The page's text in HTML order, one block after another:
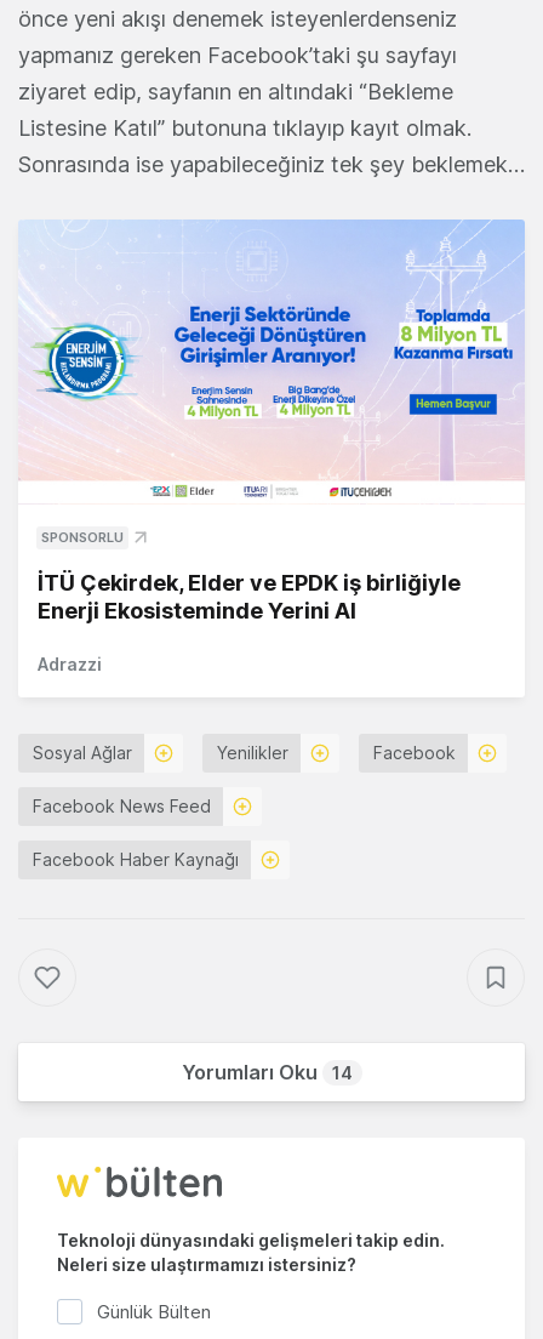
önce yeni akışı denemek isteyenlerdenseniz
yapmanız gereken Facebook’taki şu sayfayı
ziyaret edip, sayfanın en altındaki “Bekleme
Listesine Katıl” butonuna tıklayıp kayıt olmak.
Sonrasında ise yapabileceğiniz tek şey beklemek…
SPONSORLU
İTÜ Çekirdek, Elder ve EPDK iş birliğiyle
Enerji Ekosisteminde Yerini Al
Adrazzi
Sosyal Ağlar Yenilikler Facebook
Facebook News Feed
Facebook Haber Kaynağı
Yorumları Oku 14
Teknoloji dünyasındaki gelişmeleri takip edin.
Neleri size ulaştırmamızı istersiniz?
Günlük Bülten